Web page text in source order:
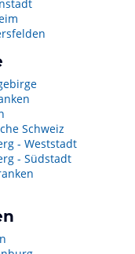
Schweiz
- Weststadt
- Südstadt